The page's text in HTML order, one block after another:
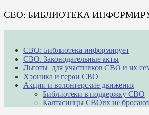
СВО: БИБЛИОТЕКА
СВО: Библиотека информирует
СВО. Законодательные акты
Льготы для участников СВО и их
Хроника и герои СВО
Акции и волонтерские движения
Библиотеки в поддержку СВО
Калтасинцы СВОих не бросают